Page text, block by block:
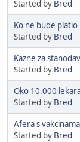
Started by Bred
Ko ne bude
Started by Bred
Kazne za
Started by Bred
Oko 10.000
Started by Bred
Afera s vakcinama
Started by Bred